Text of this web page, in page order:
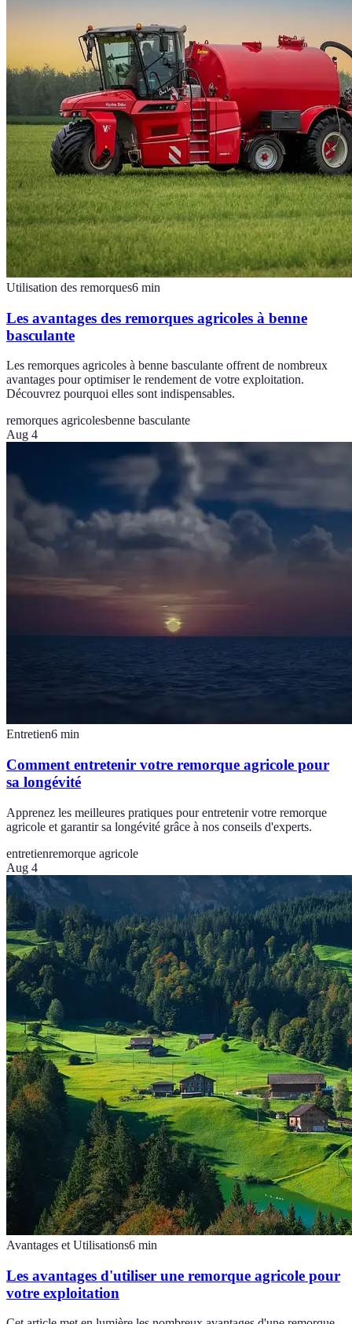
Utilisation des remorques6 min
Les avantages des remorques agricoles à benne
basculante
Les remorques agricoles à benne basculante offrent de nombreux
avantages pour optimiser le rendement de votre exploitation.
Découvrez pourquoi elles sont indispensables.
remorques agricolesbenne basculante
Aug 4
Entretien6 min
Comment entretenir votre remorque agricole pour
sa longévité
Apprenez les meilleures pratiques pour entretenir votre remorque
agricole et garantir sa longévité grâce à nos conseils d'experts.
entretienremorque agricole
Aug 4
Avantages et Utilisations6 min
Les avantages d'utiliser une remorque agricole pour
votre exploitation